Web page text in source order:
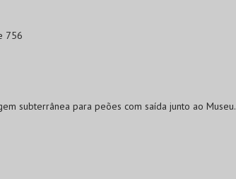
756
subterrânea para peões com saída junto ao Museu.